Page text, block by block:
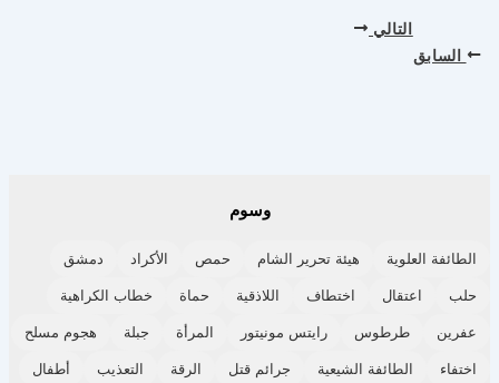
السابق
التالي
وسوم
الطائفة العلوية هيئة تحرير الشام حمص الأكراد دمشق
حلب اعتقال اختطاف اللاذقية حماة خطاب الكراهية
عفرين طرطوس رايتس مونيتور المرأة جبلة هجوم مسلح
اختفاء الطائفة الشيعية جرائم قتل الرقة التعذيب أطفال